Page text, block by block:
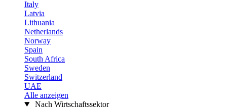
Italy
Latvia
Lithuania
Netherlands
Norway
Spain
South Africa
Sweden
Switzerland
UAE
Alle anzeigen
Nach Wirtschaftssektor